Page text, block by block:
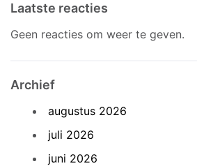
Laatste reacties
Geen reacties om weer te geven.
Archief
augustus 2026
juli 2026
juni 2026